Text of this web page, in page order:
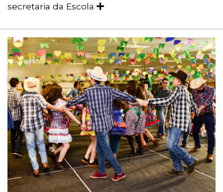
secretaria da Escola